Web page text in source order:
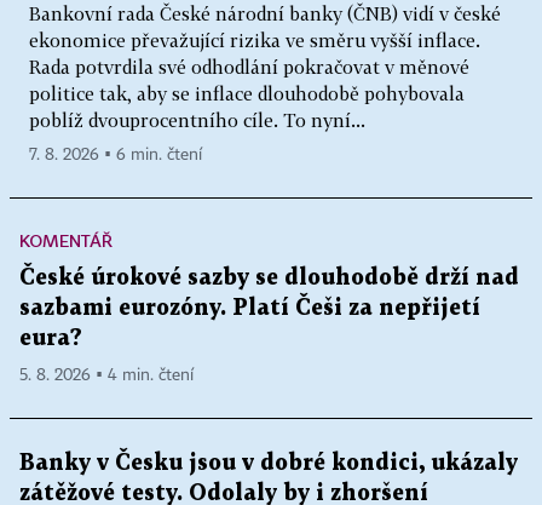
Bankovní rada České národní banky (ČNB) vidí v české
ekonomice převažující rizika ve směru vyšší inflace.
Rada potvrdila své odhodlání pokračovat v měnové
politice tak, aby se inflace dlouhodobě pohybovala
poblíž dvouprocentního cíle. To nyní...
7. 8. 2026 ▪ 6 min. čtení
KOMENTÁŘ
České úrokové sazby se dlouhodobě drží nad
sazbami eurozóny. Platí Češi za nepřijetí
eura?
5. 8. 2026 ▪ 4 min. čtení
Banky v Česku jsou v dobré kondici, ukázaly
zátěžové testy. Odolaly by i zhoršení